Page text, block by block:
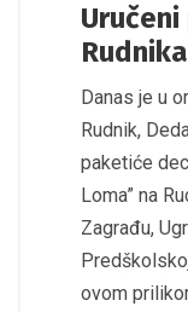
Rudnika
Danas je u
Rudnik,
paketiće
Loma” na
Zagrađu,
ovom